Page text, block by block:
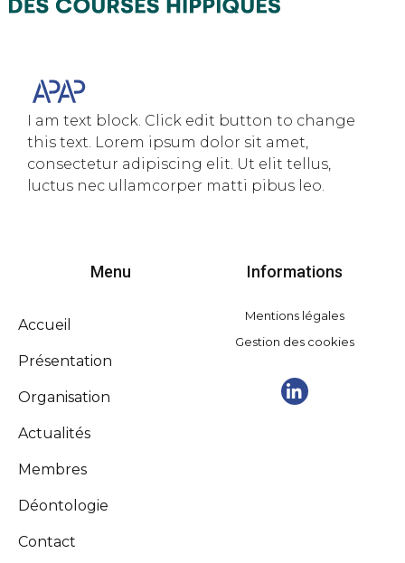
I am text block. Click edit button to change
this text. Lorem ipsum dolor sit amet,
consectetur adipiscing elit. Ut elit tellus,
luctus nec ullamcorper matti pibus leo.
Menu
Accueil
Présentation
Organisation
Actualités
Membres
Déontologie
Contact
Informations
Mentions légales
Gestion des cookies